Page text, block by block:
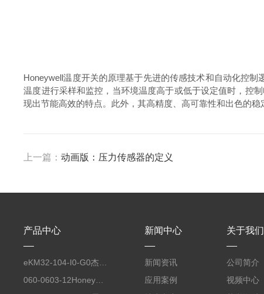
Honeywell温度开关的原理基于先进的传感技术和自动化控
温度进行采样和监控，当环境温度高于或低于设定值时，控
现出节能高效的特点。此外，其高精度、高可靠性和出色的
上一篇：动画版：压力传感器的定义
产品中心 新闻中心
新闻资讯
应用案例
关于我们
公司简介
视频中心